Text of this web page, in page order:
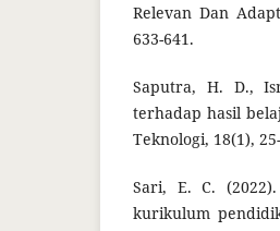
Relevan Dan
633-641.
Saputra, H. D.,
terhadap hasil
Teknologi, 18(1),
Sari, E. C.
kurikulum